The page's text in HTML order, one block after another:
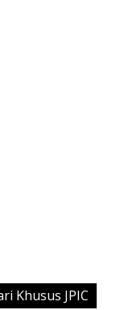
Khusus JPIC